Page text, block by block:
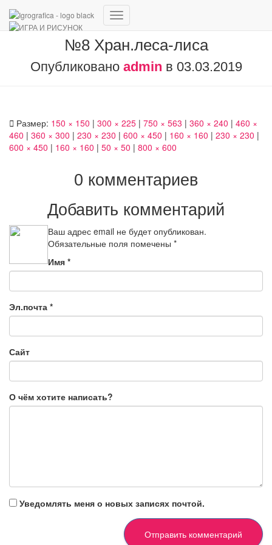
Переключить
№8 Хран.леса-лиса
Опубликовано admin в 03.03.2019
Размер: 150 × 150 | 300 × 225 | 750 × 563 | 360 × 240 | 460 ×
460 | 360 × 300 | 230 × 230 | 600 × 450 | 160 × 160 | 230 × 230 |
600 × 450 | 160 × 160 | 50 × 50 | 800 × 600
0 комментариев
Добавить комментарий
Ваш адрес email не будет опубликован.
Обязательные поля помечены *
Имя *
Эл.почта *
Сайт
О чём хотите написать?
Уведомлять меня о новых записях почтой.